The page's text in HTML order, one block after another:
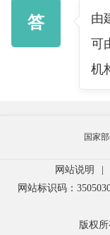
答
由
可
机
国家
网站说明 |
网站标识码：
版权